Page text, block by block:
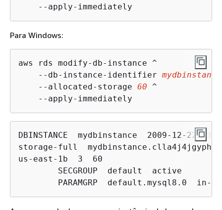
    --apply-immediately
Para Windows:
aws rds modify-db-instance ^
    --db-instance-identifier
mydbinstance
    --allocated-storage
60 ^
    --apply-immediately
DBINSTANCE  mydbinstance  2009-12-
storage-full
us-east-1b  3  60
PARAMGRP  default.mysql8.0  in-